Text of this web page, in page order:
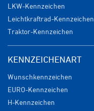
LKW-Kennzeichen
Leichtkraftrad-Kennzeichen
Traktor-Kennzeichen
KENNZEICHENART
Wunschkennzeichen
EURO-Kennzeichen
H-Kennzeichen